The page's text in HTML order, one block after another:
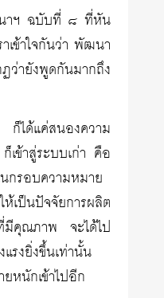
าฯ ฉบับที่ ๘ ที่หัน
เข้าใจกันว่า พัฒนา
ยังพูดกันมากถึง
ก็ได้แค่สนองความ
เข้าสู่ระบบเก่า คือ
รอบความหมาย
เป็นปัจจัยการผลิต
คุณภาพ จะได้ไป
รงยิ่งขึ้นเท่านั้น
หนักเข้าไปอีก